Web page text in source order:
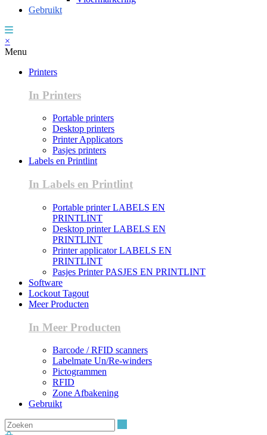
Gebruikt
×
Menu
Printers
In Printers
Portable printers
Desktop printers
Printer Applicators
Pasjes printers
Labels en Printlint
In Labels en Printlint
Portable printer LABELS EN
PRINTLINT
Desktop printer LABELS EN
PRINTLINT
Printer applicator LABELS EN
PRINTLINT
Pasjes Printer PASJES EN PRINTLINT
Software
Lockout Tagout
Meer Producten
In Meer Producten
Barcode / RFID scanners
Labelmate Un/Re-winders
Pictogrammen
RFID
Zone Afbakening
Gebruikt